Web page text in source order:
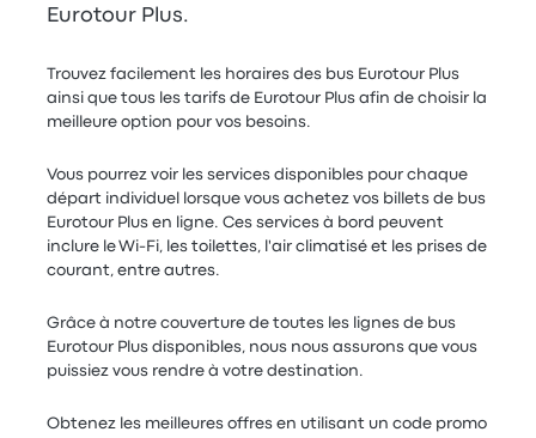
Eurotour Plus.
Trouvez facilement les horaires des bus Eurotour Plus
ainsi que tous les tarifs de Eurotour Plus afin de choisir la
meilleure option pour vos besoins.
Vous pourrez voir les services disponibles pour chaque
départ individuel lorsque vous achetez vos billets de bus
Eurotour Plus en ligne. Ces services à bord peuvent
inclure le Wi-Fi, les toilettes, l'air climatisé et les prises de
courant, entre autres.
Grâce à notre couverture de toutes les lignes de bus
Eurotour Plus disponibles, nous nous assurons que vous
puissiez vous rendre à votre destination.
Obtenez les meilleures offres en utilisant un code promo